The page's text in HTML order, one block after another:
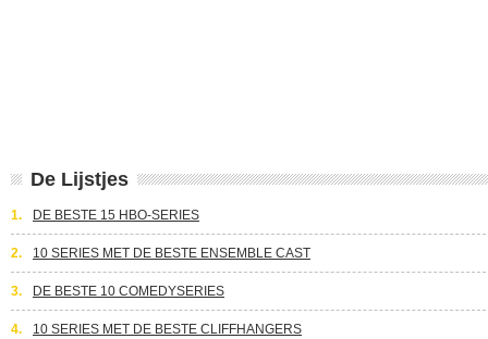
De Lijstjes
1. DE BESTE 15 HBO-SERIES
2. 10 SERIES MET DE BESTE ENSEMBLE CAST
3. DE BESTE 10 COMEDYSERIES
4. 10 SERIES MET DE BESTE CLIFFHANGERS